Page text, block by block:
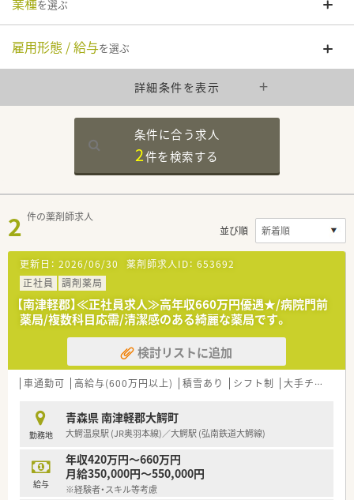
を選ぶ
雇用形態 / 給与を選ぶ
詳細条件を表示
条件に合う求人
2件を検索する
2 件の薬剤師求人
並び順
更新日： 2026/06/30 薬剤師求人ID： 653692
正社員
調剤薬局
【南津軽郡】≪正社員求人≫高年収660万円優遇★/病院門前
薬局/複数科目応需/清潔感のある綺麗な薬局です。
検討リストに追加
車通勤可 高給与(600万円以上) 積雪あり シフト制 大手チェーン以外
勤務地
青森県 南津軽郡大鰐町
大鰐温泉駅 (JR奥羽本線)／大鰐駅 (弘南鉄道大鰐線)
給与
年収420万円～660万円
月給350,000円～550,000円
※経験者・スキル等考慮